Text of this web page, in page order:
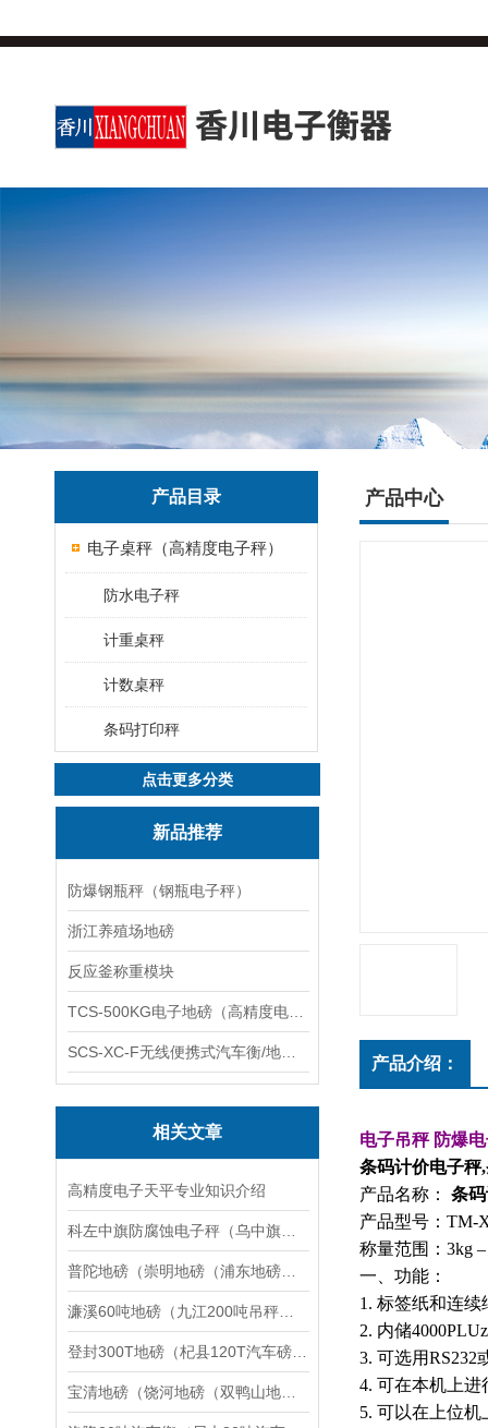
产品目录
电子桌秤（高精度电子秤）
防水电子秤
计重桌秤
计数桌秤
条码打印秤
点击更多分类
新品推荐
防爆钢瓶秤（钢瓶电子秤）
浙江养殖场地磅
反应釜称重模块
相关文章
高精度电子天平专业知识介绍
产品中心
产品介绍：
电子吊秤 防爆
条码计价电子秤
产品名称：
条
产品型号： TM-
称量范围： 3kg
一、 功能：
1. 标签纸和连续
2. 内储4000PLU
3. 可选用RS232
4. 可在本机上进
5. 可以在上位机